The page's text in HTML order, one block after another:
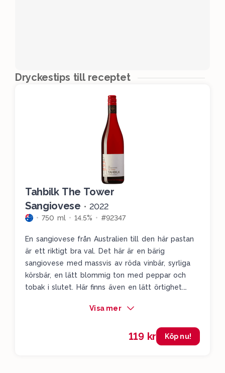
Dryckestips till receptet
Tahbilk The Tower
Sangiovese • 2022
750 ml 14.5% #92347
En sangiovese från Australien till den här pastan
är ett riktigt bra val. Det här är en bärig
sangiovese med massvis av röda vinbär, syrliga
körsbär, en lätt blommig ton med peppar och
tobak i slutet. Här finns även en lätt örtighet.
kommer du känna hur syrligheten och örtigheten
Visa mer
119 kr Köp nu!